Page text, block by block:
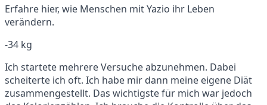
Erfahre hier, wie Menschen mit Yazio ihr Leben
verändern.
-34 kg
Ich startete mehrere Versuche abzunehmen. Dabei
scheiterte ich oft. Ich habe mir dann meine eigene Diät
zusammengestellt. Das wichtigste für mich war jedoch